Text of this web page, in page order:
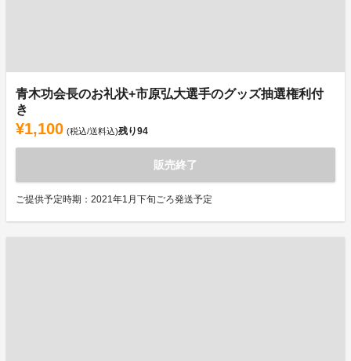
青木功会長のお礼状+市原弘大選手のグッズ抽選権利付
き
¥1,100 (税込/送料込)残り94
販売終了
ご提供予定時期：2021年1月下旬ごろ発送予定